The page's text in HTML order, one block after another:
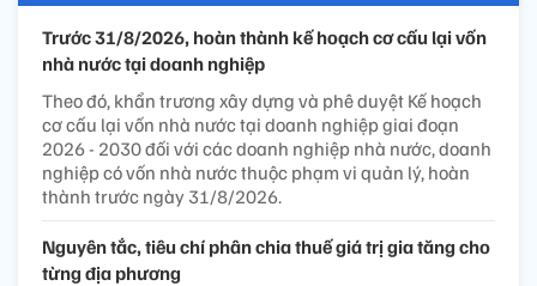
Trước 31/8/2026, hoàn thành kế hoạch cơ cấu lại vốn
nhà nước tại doanh nghiệp
Theo đó, khẩn trương xây dựng và phê duyệt Kế hoạch
cơ cấu lại vốn nhà nước tại doanh nghiệp giai đoạn
2026 - 2030 đối với các doanh nghiệp nhà nước, doanh
nghiệp có vốn nhà nước thuộc phạm vi quản lý, hoàn
thành trước ngày 31/8/2026.
Nguyên tắc, tiêu chí phân chia thuế giá trị gia tăng cho
từng địa phương